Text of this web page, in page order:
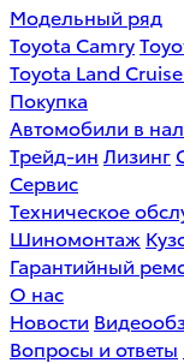
Модельный ряд
Toyota Camry
Toyota Land
Покупка
Автомобили в
Трейд-ин Лизинг
Сервис
Техническое
Шиномонтаж
Гарантийный
О нас
Новости
Вопросы и ответы